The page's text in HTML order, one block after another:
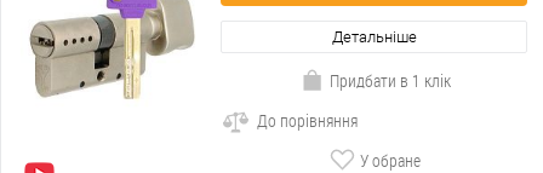
Детальніше
Придбати в 1 клік
До порівняння
У обране